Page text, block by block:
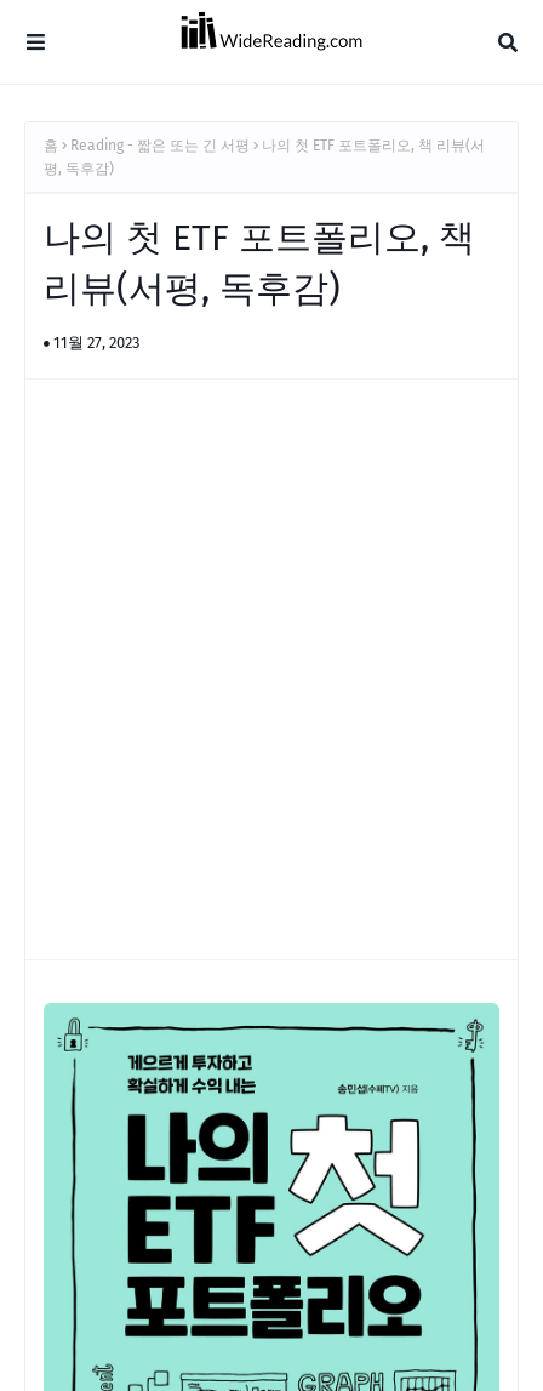
홈 Reading - 짧은 또는 긴 서평
나의 첫 ETF 포트폴리오, 책 리뷰(서
평, 독후감)
나의 첫 ETF 포트폴리오, 책
리뷰(서평, 독후감)
11월 27, 2023